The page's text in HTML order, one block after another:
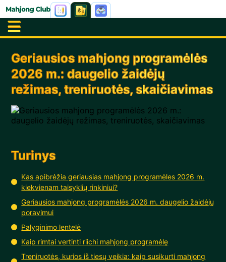
Geriausios mahjong programėlės
2026 m.: daugelio žaidėjų
režimas, treniruotės, skaičiavimas
Turinys
Kas apibrėžia geriausias mahjong programėles 2026 m.
kiekvienam taisyklių rinkiniui?
Geriausios mahjong programėlės 2026 m. daugelio žaidėjų
poravimui
Palyginimo lentelė
Kaip rimtai vertinti riichi mahjong programėlę
Treniruotės, kurios iš tiesų veikia: kaip susikurti mahjong